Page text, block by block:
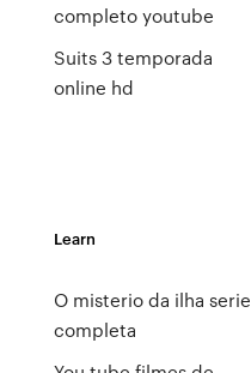
completo youtube
Suits 3 temporada
online hd
Learn
O misterio da ilha serie
completa